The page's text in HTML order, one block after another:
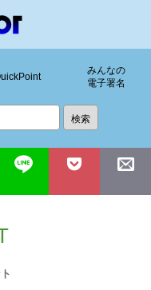
みんなの
電子署名